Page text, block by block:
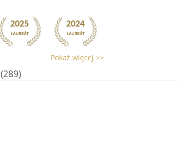
Pokaż więcej >>
(289)